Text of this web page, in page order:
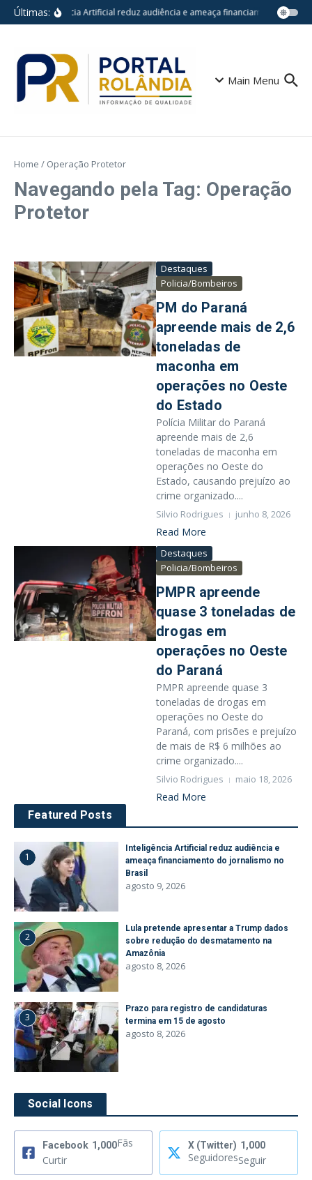
Ir para o conteúdo
Últimas:Inteligência Artificial reduz audiência e ameaça financiamento do
Main Menu
Home / Operação Protetor
Navegando pela Tag: Operação
Protetor
Destaques
Policia/Bombeiros
PM do Paraná
apreende mais de 2,6
toneladas de
maconha em
operações no Oeste
do Estado
Polícia Militar do Paraná
apreende mais de 2,6
toneladas de maconha em
operações no Oeste do
Estado, causando prejuízo ao
crime organizado....
Silvio Rodrigues junho 8, 2026
Read More
Destaques
Policia/Bombeiros
PMPR apreende
quase 3 toneladas de
drogas em
operações no Oeste
do Paraná
PMPR apreende quase 3
toneladas de drogas em
operações no Oeste do
Paraná, com prisões e prejuízo
de mais de R$ 6 milhões ao
crime organizado....
Silvio Rodrigues maio 18, 2026
Read More
Featured Posts
1
Inteligência Artificial reduz audiência e
ameaça financiamento do jornalismo no
Brasil
agosto 9, 2026
2
Lula pretende apresentar a Trump dados
sobre redução do desmatamento na
Amazônia
agosto 8, 2026
3
Prazo para registro de candidaturas
termina em 15 de agosto
agosto 8, 2026
Social Icons
Facebook 1,000Fãs
Curtir
X (Twitter) 1,000
SeguidoresSeguir